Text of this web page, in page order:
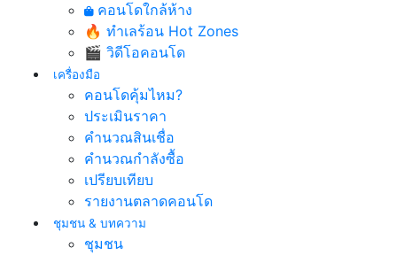
คอนโดใกล้ห้าง
🔥 ทำเลร้อน Hot Zones
🎬 วิดีโอคอนโด
เครื่องมือ
คอนโดคุ้มไหม?
ประเมินราคา
คำนวณสินเชื่อ
คำนวณกำลังซื้อ
เปรียบเทียบ
รายงานตลาดคอนโด
ชุมชน & บทความ
ชุมชน